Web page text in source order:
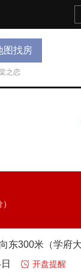
图找房
之恋
 开盘提醒